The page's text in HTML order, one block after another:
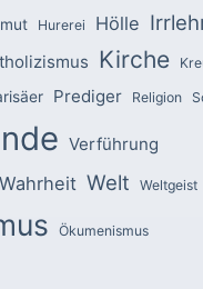
Hurerei Hölle
Kirche
Prediger Religion
Verführung
Wahrheit Welt Weltgeist
Ökumenismus